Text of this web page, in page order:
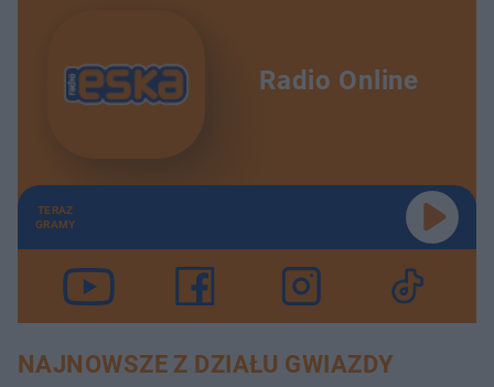
Radio Online
TERAZ
GRAMY
NAJNOWSZE Z DZIAŁU GWIAZDY